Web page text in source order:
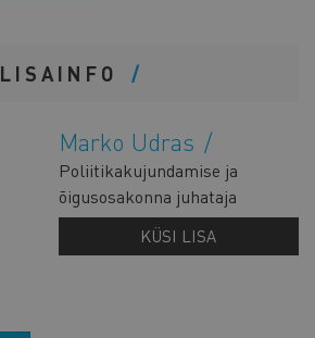
LISAINFO
Marko Udras
Poliitikakujundamise ja
õigusosakonna juhataja
KÜSI LISA